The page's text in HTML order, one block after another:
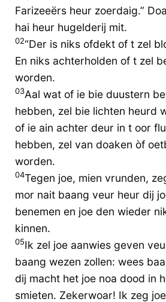
Farizeeërs heur zoerdaig.”
hai heur hugelderij mit.
02“Der is niks ofdekt of t zel
En niks achterholden of t zel
worden.
03Aal wat of ie bie duustern
hebben, zel bie lichten heurd
of ie ain achter deur in t oor
hebben, zel van doaken òf
worden.
04Tegen joe, mien vrunden,
mor nait baang veur heur dij
benemen en joe den wieder
kinnen.
05Ik zel joe aanwies geven
baang wezen zollen: wees
dij macht het joe noa dood in
smieten. Zekerwoar! Ik zeg